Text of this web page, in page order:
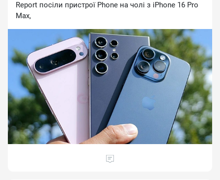
Rероrt посіли пристрої Рhоnе на чолі з іРhоnе 16 Рrо
Мах,